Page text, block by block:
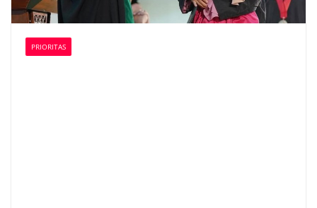
PRIORITAS